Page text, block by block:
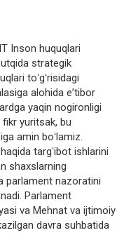
Inson huquqlari
strategik
toʻgʻrisidagi
alohida eʼtibor
yaqin nogironligi
fikr yuritsak, bu
amin boʻlamiz.
targʻibot ishlarini
shaxslarning
parlament nazoratini
Parlament
va Mehnat va ijtimoiy
davra suhbatida